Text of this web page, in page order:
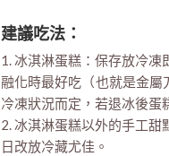
建議吃法：
1. 冰淇淋蛋糕：保存放冷
融化時最好吃（也就是金
冷凍狀況而定，若退冰後蛋
2. 冰淇淋蛋糕以外的手工
日改放冷藏尤佳。